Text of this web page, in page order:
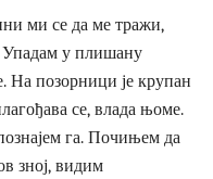
ми се да ме тражи,
Упадам у плишану
На позорници је крупан
се, влада њоме.
га. Почињем да
зној, видим